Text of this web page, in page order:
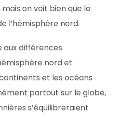
on voit bien que la
l’hémisphère nord.
différences
nord et
et les océans
partout sur le globe,
s’équilibreraient